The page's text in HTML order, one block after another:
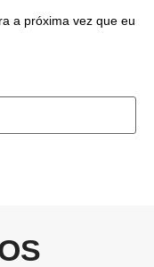
a próxima vez que eu